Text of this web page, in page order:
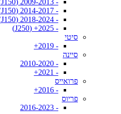
- 2009-2013 (J150)
- 2014-2017 (J150)
- 2018-2024 (J150)
- 2025+ (J250)
סיטי
- 2019+
סיינה
- 2010-2020
- 2021+
פרואייס
- 2016+
פריוס
- 2016-2023